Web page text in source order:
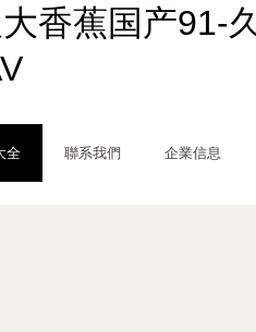
香蕉国产91-
全 聯系我們 企業信息